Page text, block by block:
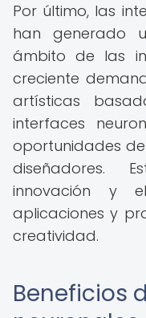
Por último, las
han generado
ámbito de las
creciente
artísticas
interfaces
oportunidades
diseñadores.
innovación y
aplicaciones y
creatividad.
Beneficios